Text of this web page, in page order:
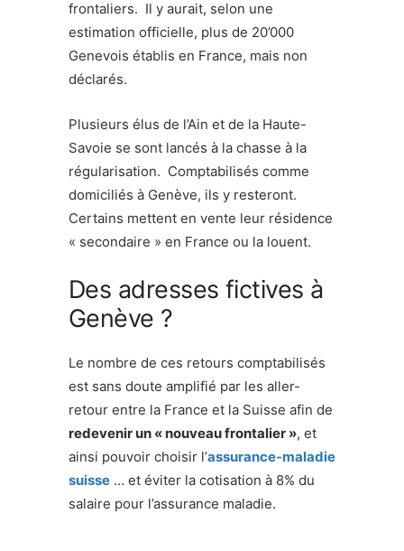
frontaliers. Il y aurait, selon une
estimation officielle, plus de 20’000
Genevois établis en France, mais non
déclarés.
Plusieurs élus de l’Ain et de la Haute-
Savoie se sont lancés à la chasse à la
régularisation. Comptabilisés comme
domiciliés à Genève, ils y resteront.
Certains mettent en vente leur résidence
« secondaire » en France ou la louent.
Des adresses fictives à
Genève ?
Le nombre de ces retours comptabilisés
est sans doute amplifié par les aller-
retour entre la France et la Suisse afin de
redevenir un « nouveau frontalier », et
ainsi pouvoir choisir l’assurance-maladie
suisse … et éviter la cotisation à 8% du
salaire pour l’assurance maladie.